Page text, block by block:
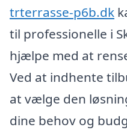
trterrasse-p6b.dk
til professionelle i
hjælpe med at
Ved at indhente
at vælge den
dine behov og